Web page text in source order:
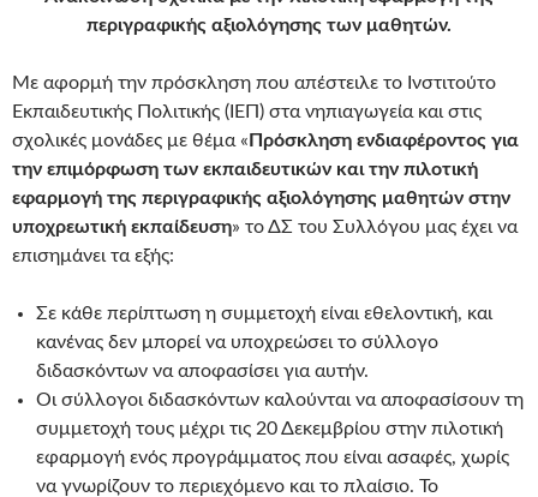
περιγραφικής αξιολόγησης των μαθητών.
Με αφορμή την πρόσκληση που απέστειλε το Ινστιτούτο
Εκπαιδευτικής Πολιτικής (ΙΕΠ) στα νηπιαγωγεία και στις
σχολικές μονάδες με θέμα « Πρόσκληση ενδιαφέροντος για
την επιμόρφωση των εκπαιδευτικών και την πιλοτική
εφαρμογή της περιγραφικής αξιολόγησης μαθητών στην
υποχρεωτική εκπαίδευση» το ΔΣ του Συλλόγου μας έχει να
επισημάνει τα εξής:
Σε κάθε περίπτωση η συμμετοχή είναι εθελοντική, και
κανένας δεν μπορεί να υποχρεώσει το σύλλογο
διδασκόντων να αποφασίσει για αυτήν.
Οι σύλλογοι διδασκόντων καλούνται να αποφασίσουν τη
συμμετοχή τους μέχρι τις 20 Δεκεμβρίου στην πιλοτική
εφαρμογή ενός προγράμματος που είναι ασαφές, χωρίς
να γνωρίζουν το περιεχόμενο και το πλαίσιο. Το